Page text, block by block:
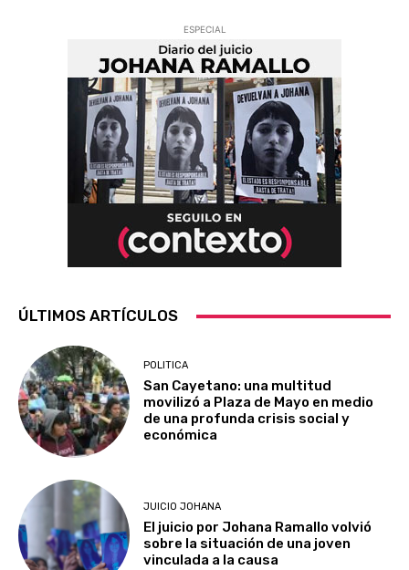
ESPECIAL
ÚLTIMOS ARTÍCULOS
POLITICA
San Cayetano: una multitud
movilizó a Plaza de Mayo en medio
de una profunda crisis social y
económica
JUICIO JOHANA
El juicio por Johana Ramallo volvió
sobre la situación de una joven
vinculada a la causa